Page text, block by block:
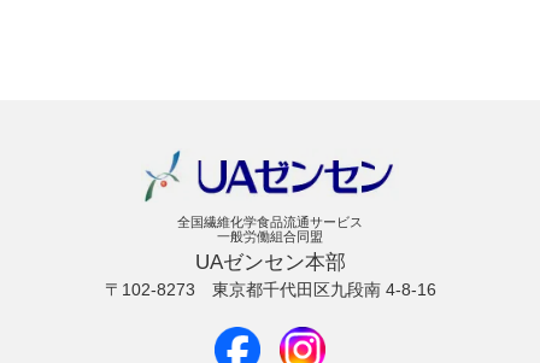
全国繊維化学食品流通サービス
一般労働組合同盟
UAゼンセン本部
〒102-8273 東京都千代田区九段南 4-8-16